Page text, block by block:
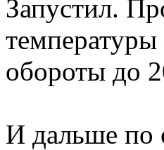
Запустил.
обороты до
И дальше по